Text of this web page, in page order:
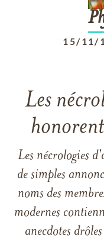
15/11/
Les
Les nécrologies
de simples
noms des
modernes
anecdotes